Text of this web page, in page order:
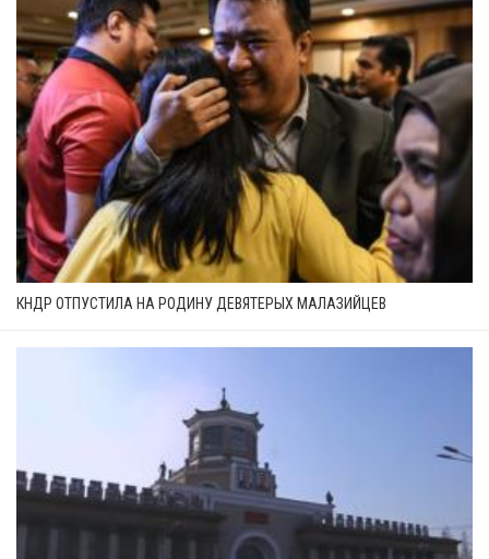
КНДР ОТПУСТИЛА НА РОДИНУ ДЕВЯТЕРЫХ МАЛАЗИЙЦЕВ